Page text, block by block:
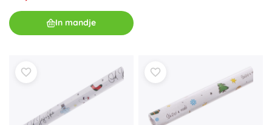
In mandje